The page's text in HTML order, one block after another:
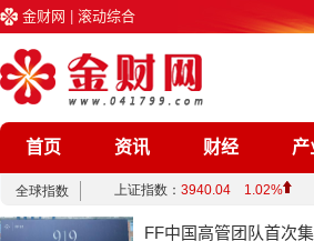
金财网 滚动综合
首页 资讯 财经 产
企业 文化 娱乐
FF中国高管团队首次